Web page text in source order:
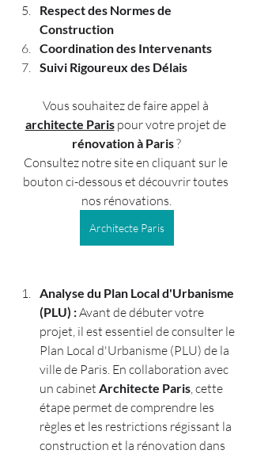
Respect des Normes de
Construction
Coordination des Intervenants
Suivi Rigoureux des Délais
Vous souhaitez de faire appel à
architecte Paris pour votre projet de
rénovation à Paris ?
Consultez notre site en cliquant sur le
bouton ci-dessous et découvrir toutes
nos rénovations.
Architecte Paris
Analyse du Plan Local d'Urbanisme
(PLU) : Avant de débuter votre
projet, il est essentiel de consulter le
Plan Local d'Urbanisme (PLU) de la
ville de Paris. En collaboration avec
un cabinet Architecte Paris, cette
étape permet de comprendre les
règles et les restrictions régissant la
construction et la rénovation dans